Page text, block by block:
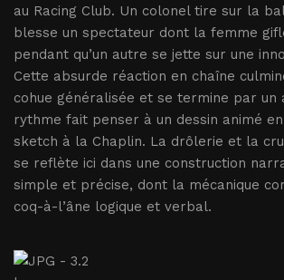
au Racing Club. Un colonel tire sur la
blesse un spectateur dont la femme
pendant qu’un autre se jette sur une
Cette absurde réaction en chaîne
cohue généralisée et se termine par un
rythme fait penser à un dessin animé
sketch à la Chaplin. La drôlerie et la
se reflète ici dans une construction
simple et précise, dont la mécanique
coq-à-l’âne logique et verbal.